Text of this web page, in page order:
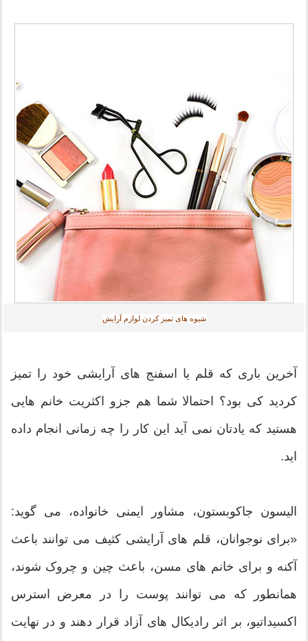
شیوه های تمیز کردن لوازم آرایش
آخرین باری که قلم یا اسفنج های آرایشی خود را تمیز
کردید کی بود؟ احتمالا شما هم جزو اکثریت خانم هایی
هستید که یادتان نمی آید این کار را چه زمانی انجام داده
اید.
الیسون جاکوبستون، مشاور ایمنی خانواده، می گوید:
«برای نوجوانان، قلم های آرایشی کثیف می توانند باعث
آکنه و برای خانم های مسن، باعث چین و چروک شوند،
همانطور که می توانند پوست را در معرض استرس
اکسیداتیو، بر اثر رادیکال های آزاد قرار دهند و در نهایت